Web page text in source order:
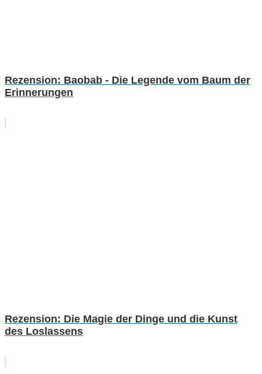
Rezension: Baobab - Die Legende vom Baum der
Erinnerungen
Rezension: Die Magie der Dinge und die Kunst
des Loslassens